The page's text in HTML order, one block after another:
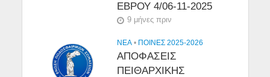
ΕΒΡΟΥ 4/06-11-2025
9 μήνες πριν
NEA • ΠΟΙΝΕΣ 2025-2026
ΑΠΟΦΑΣΕΙΣ
ΠΕΙΘΑΡΧΙΚΗΣ